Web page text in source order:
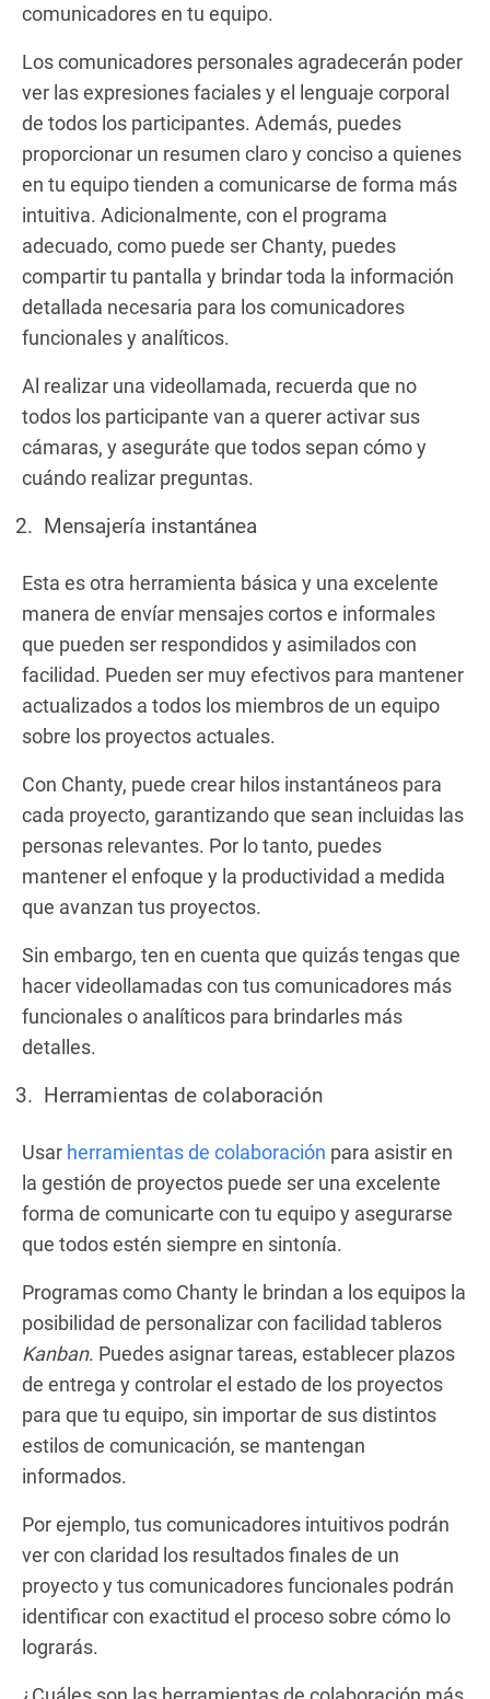
comunicadores en tu equipo.
Los comunicadores personales agradecerán poder
ver las expresiones faciales y el lenguaje corporal
de todos los participantes. Además, puedes
proporcionar un resumen claro y conciso a quienes
en tu equipo tienden a comunicarse de forma más
intuitiva. Adicionalmente, con el programa
adecuado, como puede ser Chanty, puedes
compartir tu pantalla y brindar toda la información
detallada necesaria para los comunicadores
funcionales y analíticos.
Al realizar una videollamada, recuerda que no
todos los participante van a querer activar sus
cámaras, y aseguráte que todos sepan cómo y
cuándo realizar preguntas.
Mensajería instantánea
Esta es otra herramienta básica y una excelente
manera de envíar mensajes cortos e informales
que pueden ser respondidos y asimilados con
facilidad. Pueden ser muy efectivos para mantener
actualizados a todos los miembros de un equipo
sobre los proyectos actuales.
Con Chanty, puede crear hilos instantáneos para
cada proyecto, garantizando que sean incluidas las
personas relevantes. Por lo tanto, puedes
mantener el enfoque y la productividad a medida
que avanzan tus proyectos.
Sin embargo, ten en cuenta que quizás tengas que
hacer videollamadas con tus comunicadores más
funcionales o analíticos para brindarles más
detalles.
Herramientas de colaboración
Usar herramientas de colaboración para asistir en
la gestión de proyectos puede ser una excelente
forma de comunicarte con tu equipo y asegurarse
que todos estén siempre en sintonía.
Programas como Chanty le brindan a los equipos la
posibilidad de personalizar con facilidad tableros
Kanban. Puedes asignar tareas, establecer plazos
de entrega y controlar el estado de los proyectos
para que tu equipo, sin importar de sus distintos
estilos de comunicación, se mantengan
informados.
Por ejemplo, tus comunicadores intuitivos podrán
ver con claridad los resultados finales de un
proyecto y tus comunicadores funcionales podrán
identificar con exactitud el proceso sobre cómo lo
lograrás.